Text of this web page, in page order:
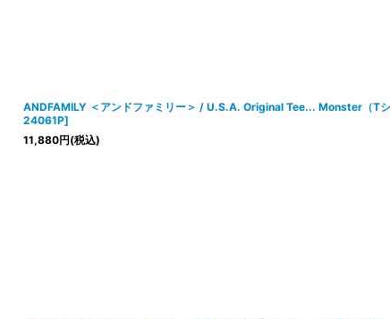
ANDFAMILY ＜アンドファミリー＞ / U.S.A. Original Tee... Monster（T
24061P]
11,880円(税込)